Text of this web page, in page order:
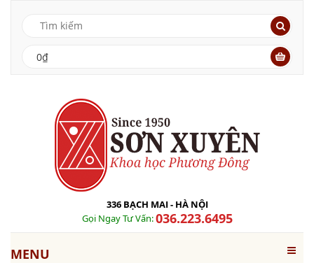
0₫
336 BẠCH MAI - HÀ NỘI
Gọi Ngay Tư Vấn:036.223.6495
MENU